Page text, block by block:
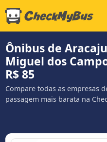
Ônibus de
Miguel dos
R$ 85
Compare todas as empresas
passagem mais barata na